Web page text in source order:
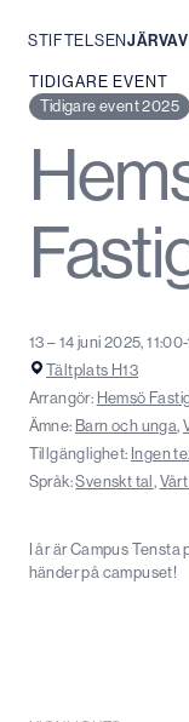
Hoppa
innehåll
STIFTELSEN
TIDIGARE EVENT
Tidigare event 2025
13 – 14 juni 2025,
Tältplats H13
Arrangör: Hemsö
Ämne: Barn och unga,
Tillgänglighet: Ingen
Språk:Svenskt tal,
I år är Campus
händer på campuset!